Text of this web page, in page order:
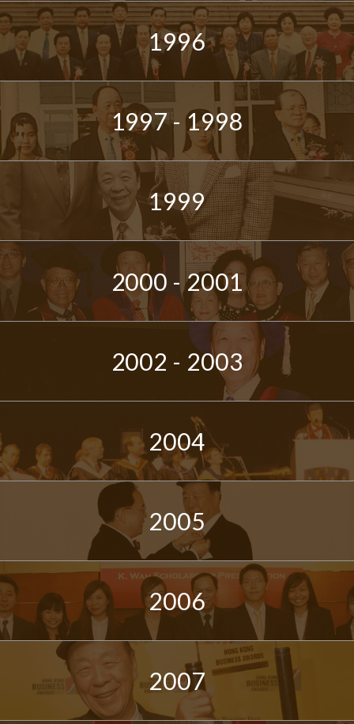
1996
1997 - 1998
1999
2000 - 2001
2002 - 2003
2004
2005
2006
2007